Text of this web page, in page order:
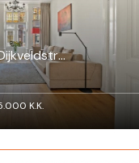
Van Weede van Dijkveldstraat 26
K.K.